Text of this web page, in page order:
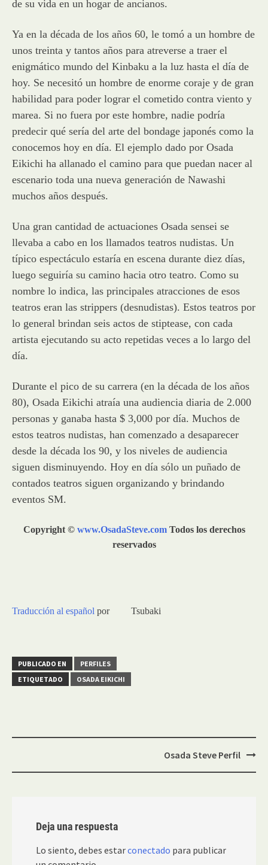
de su vida en un hogar de ancianos.
Ya en la década de los años 60, le tomó a un hombre de
unos treinta y tantos años para atreverse a traer el
enigmático mundo del Kinbaku a la luz hasta el día de
hoy. Se necesitó un hombre de enorme coraje y de gran
habilidad para poder lograr el cometido contra viento y
marea. Si no fuera por este hombre, nadie podría
predecir qué sería del arte del bondage japonés como la
conocemos hoy en día. El ejemplo dado por Osada
Eikichi ha allanado el camino para que puedan nacer al
escenario toda una nueva generación de Nawashi
muchos años después.
Una gran cantidad de actuaciones Osada sensei se
llevaba a cabo en los llamados teatros nudistas. Un
típico espectáculo estaría en escena durante diez días,
luego seguiría su camino hacia otro teatro. Como su
nombre lo indica, las principales atracciones de esos
teatros eran las strippers (desnudistas). Estos teatros por
lo general brindan seis actos de stiptease, con cada
artista ejecutando su acto repetidas veces a lo largo del
día.
Durante el pico de su carrera (en la década de los años
80), Osada Eikichi atraía una audiencia diaria de 2.000
personas y ganaba hasta $ 3,000 por día. Muchos de
estos teatros nudistas, han comenzado a desaparecer
desde la década los 90, y los niveles de audiencia
siguen disminuyendo. Hoy en día sólo un puñado de
contados teatros siguen organizando y brindando
eventos SM.
Copyright © www.OsadaSteve.comTodos los derechos
reservados
Traducción al español por Tsubaki
PUBLICADO EN
PERFILES
ETIQUETADO
OSADA EIKICHI
Osada Steve Perfil
Deja una respuesta
Lo siento, debes estarconectado para publicar